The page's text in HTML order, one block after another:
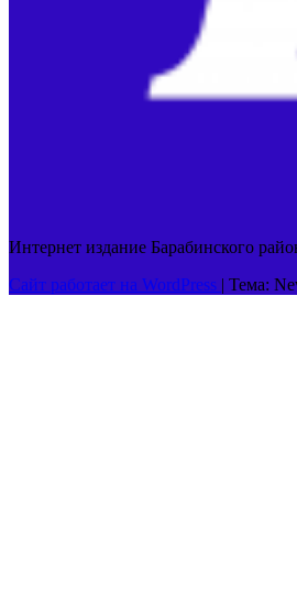
Интернет издание Барабинского
Сайт работает на WordPress | Тема: